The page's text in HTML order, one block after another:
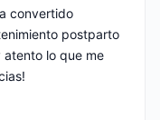
convertido
postparto
atento lo que me